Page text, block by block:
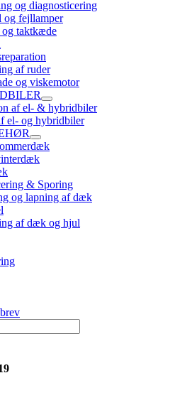
og diagnosticering
og fejllamper
og taktkæde
af ruder
og viskemotor
af el- & hybridbiler
el- og hybridbiler
& Sporing
og lapning af dæk
af dæk og hjul